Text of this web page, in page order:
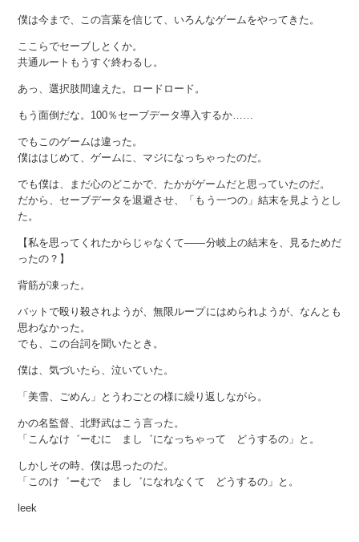
僕は今まで、この言葉を信じて、いろんなゲームをやってきた。
ここらでセーブしとくか。
共通ルートもうすぐ終わるし。
あっ、選択肢間違えた。ロードロード。
もう面倒だな。100％セーブデータ導入するか……
でもこのゲームは違った。
僕ははじめて、ゲームに、マジになっちゃったのだ。
でも僕は、まだ心のどこかで、たかがゲームだと思っていたのだ。
だから、セーブデータを退避させ、「もう一つの」結末を見ようとし
た。
【私を思ってくれたからじゃなくて——分岐上の結末を、見るためだ
ったの？】
背筋が凍った。
バットで殴り殺されようが、無限ループにはめられようが、なんとも
思わなかった。
でも、この台詞を聞いたとき。
僕は、気づいたら、泣いていた。
「美雪、ごめん」とうわごとの様に繰り返しながら。
かの名監督、北野武はこう言った。
「こんなけ゛ーむに まし゛になっちゃって どうするの」と。
しかしその時、僕は思ったのだ。
「このけ゛ーむで まし゛になれなくて どうするの」と。
leek